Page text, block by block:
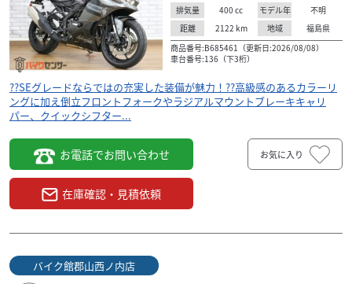
排気量 400 cc モデル年
不明
距離
2122 km 地域
福島県
商品番号:B685461（更新日:2026/08/08）
車台番号:136（下3桁）
??SEグレードならではの充実した装備が魅力！??高級感のあるカラーリ
ングに加え倒立フロントフォークやラジアルマウントブレーキキャリ
パー、クイックシフター...
お電話でお問い合わせ
在庫確認・見積依頼
お気に入り
バイク館郡山西ノ内店